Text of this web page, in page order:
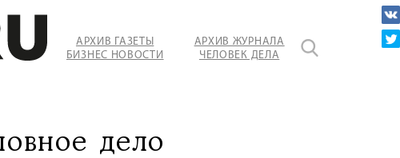
АРХИВ ГАЗЕТЫ
БИЗНЕС НОВОСТИ
АРХИВ ЖУРНАЛА
ЧЕЛОВЕК ДЕЛА
дело